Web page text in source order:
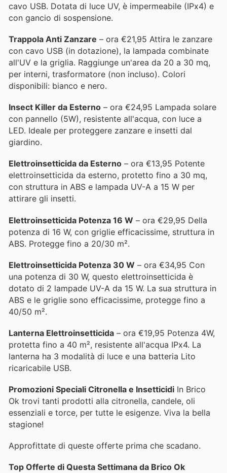
cavo USB. Dotata di luce UV, è impermeabile (IPx4) e
con gancio di sospensione.
Trappola Anti Zanzare – ora €21,95 Attira le zanzare
con cavo USB (in dotazione), la lampada combinate
all'UV e la griglia. Raggiunge un'area da 20 a 30 mq,
per interni, trasformatore (non incluso). Colori
disponibili: bianco e nero.
Insect Killer da Esterno – ora €24,95 Lampada solare
con pannello (5W), resistente all'acqua, con luce a
LED. Ideale per proteggere zanzare e insetti dal
giardino.
Elettroinsetticida da Esterno – ora €13,95 Potente
elettroinsetticida da esterno, protetto fino a 30 mq,
con struttura in ABS e lampada UV-A a 15 W per
attirare gli insetti.
Elettroinsetticida Potenza 16 W – ora €29,95 Della
potenza di 16 W, con griglie efficacissime, struttura in
ABS. Protegge fino a 20/30 m².
Elettroinsetticida Potenza 30 W – ora €34,95 Con
una potenza di 30 W, questo elettroinsetticida è
dotato di 2 lampade UV-A da 15 W. La sua struttura in
ABS e le griglie sono efficacissime, protegge fino a
40/50 m².
Lanterna Elettroinsetticida – ora €19,95 Potenza 4W,
protetta fino a 40 m², resistente all'acqua IPx4. La
lanterna ha 3 modalità di luce e una batteria Lito
ricaricabile USB.
Promozioni Speciali Citronella e Insetticidi In Brico
Ok trovi tanti prodotti alla citronella, candele, oli
essenziali e torce, per tutte le esigenze. Viva la bella
stagione!
Approfittate di queste offerte prima che scadano.
Top Offerte di Questa Settimana da Brico Ok